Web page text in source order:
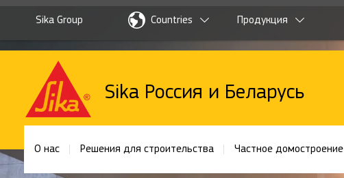
Sika Group Countries Продукция
Sika Россия и Беларусь
О нас Решения для строительства Частное домостроение